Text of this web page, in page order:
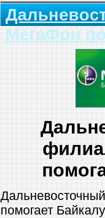
МегаФон
помогает Байкалу